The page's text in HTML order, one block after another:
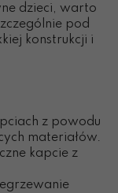
dzieci, warto
pod
konstrukcji i
z powodu
materiałów.
kapcie z